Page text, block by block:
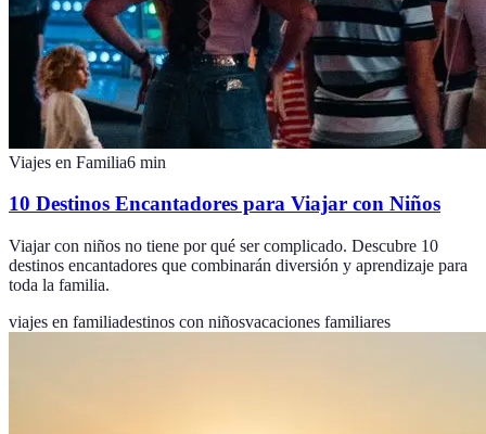
Viajes en Familia6 min
10 Destinos Encantadores para Viajar con Niños
Viajar con niños no tiene por qué ser complicado. Descubre 10
destinos encantadores que combinarán diversión y aprendizaje para
toda la familia.
viajes en familiadestinos con niñosvacaciones familiares